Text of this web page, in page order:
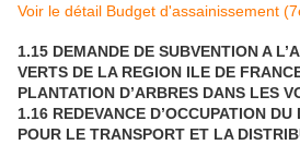
Voir le détail Budget d'assainissement
1.15 DEMANDE DE SUBVENTION A
VERTS DE LA REGION ILE DE
PLANTATION D’ARBRES DANS LES
1.16 REDEVANCE D’OCCUPATION
POUR LE TRANSPORT ET LA